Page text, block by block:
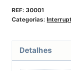
REF: 30001
Categorias:
Detalhes